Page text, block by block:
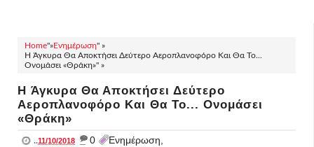
Home"»Ενημέρωση" »
H Άγκυρα Θα Αποκτήσει Δεύτερο Αεροπλανοφόρο Και Θα Το...
Ονομάσει «Θράκη»" »
H Άγκυρα Θα Αποκτήσει Δεύτερο
Αεροπλανοφόρο Και Θα Το... Ονομάσει
«Θράκη»
..11/10/2018 _ 0 Ενημέρωση,